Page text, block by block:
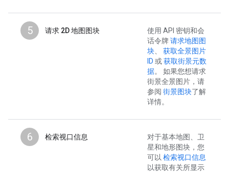
5 请求 2D 地图图块
使用 API 密钥和会
话令牌 请求地图图
块
获取全景图片
ID 或获取街景元数
据。 如果您想请求
街景全景图片，请
参阅 街景图块了解
详情。
6 检索视口信息
对于基本地图、卫
星和地形图块，您
可以 检索视口信息
以获取有关所显示